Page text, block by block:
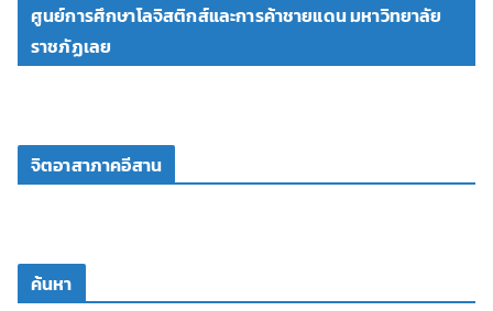
ศูนย์การศึกษาโลจิสติกส์และการค้าชายแดน มหาวิทยาลัย
ราชภัฏเลย
จิตอาสาภาคอีสาน
ค้นหา